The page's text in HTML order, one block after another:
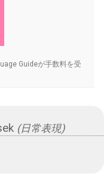
(日常表現)
Guideが手数料を受